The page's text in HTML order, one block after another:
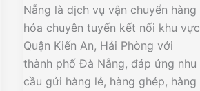
Nẵng là dịch vụ vận chuyển hàng
hóa chuyên tuyến kết nối khu vực
Quận Kiến An, Hải Phòng với
thành phố Đà Nẵng, đáp ứng nhu
cầu gửi hàng lẻ, hàng ghép, hàng